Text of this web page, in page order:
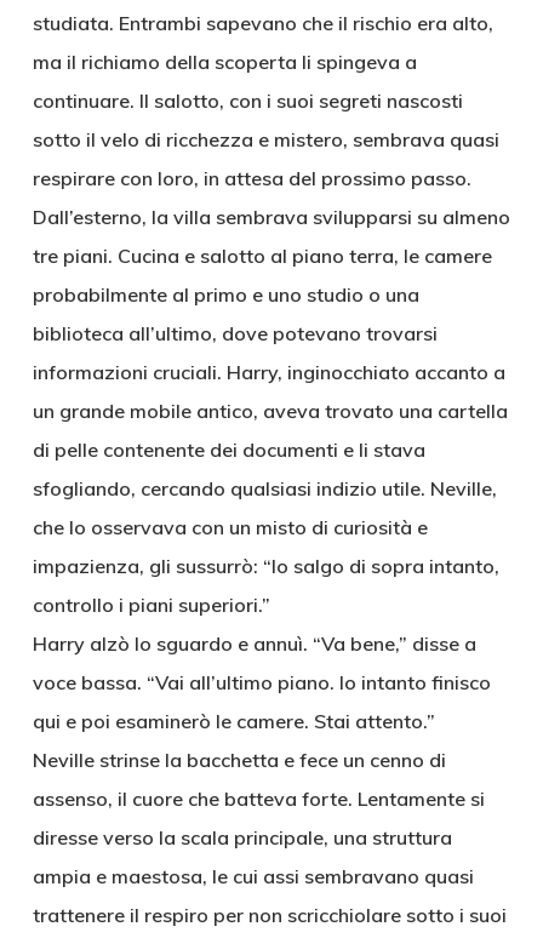
studiata. Entrambi sapevano che il rischio era alto,
ma il richiamo della scoperta li spingeva a
continuare. Il salotto, con i suoi segreti nascosti
sotto il velo di ricchezza e mistero, sembrava quasi
respirare con loro, in attesa del prossimo passo.
Dall’esterno, la villa sembrava svilupparsi su almeno
tre piani. Cucina e salotto al piano terra, le camere
probabilmente al primo e uno studio o una
biblioteca all’ultimo, dove potevano trovarsi
informazioni cruciali. Harry, inginocchiato accanto a
un grande mobile antico, aveva trovato una cartella
di pelle contenente dei documenti e li stava
sfogliando, cercando qualsiasi indizio utile. Neville,
che lo osservava con un misto di curiosità e
impazienza, gli sussurrò: “Io salgo di sopra intanto,
controllo i piani superiori.”
Harry alzò lo sguardo e annuì. “Va bene,” disse a
voce bassa. “Vai all’ultimo piano. Io intanto finisco
qui e poi esaminerò le camere. Stai attento.”
Neville strinse la bacchetta e fece un cenno di
assenso, il cuore che batteva forte. Lentamente si
diresse verso la scala principale, una struttura
ampia e maestosa, le cui assi sembravano quasi
trattenere il respiro per non scricchiolare sotto i suoi